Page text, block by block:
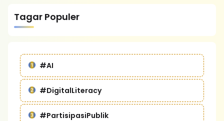
Tagar Populer
#AI
#DigitalLiteracy
#PartisipasiPublik